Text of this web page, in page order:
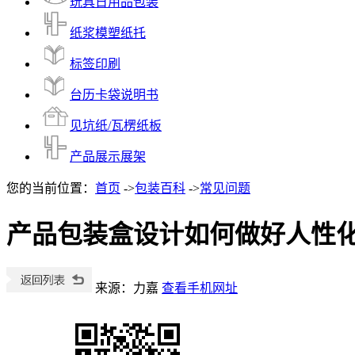
纸浆模塑纸托
标签印刷
台历卡袋说明书
见坑纸/瓦楞纸板
产品展示展架
您的当前位置： 首页 ->包装百科 ->常见问题
产品包装盒设计如何做好人性
来源：力嘉 查看手机网址